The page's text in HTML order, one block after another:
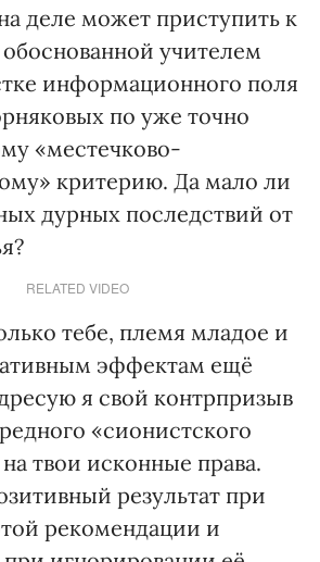
деле может приступить к
учителем
информационного поля
по уже точно
«местечково-
критерию. Да мало ли
дурных последствий от
RELATED VIDEO
тебе, племя младое и
эффектам ещё
я свой контрпризыв
«сионистского
твои исконные права.
результат при
рекомендации и